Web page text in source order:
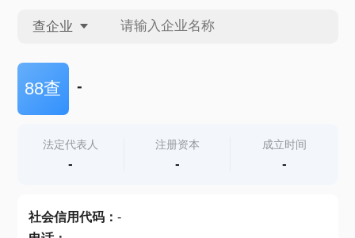
查企业
查企业
查产地
88查 -
法定代表人
-
注册资本
-
成立时间
-
社会信用代码： -